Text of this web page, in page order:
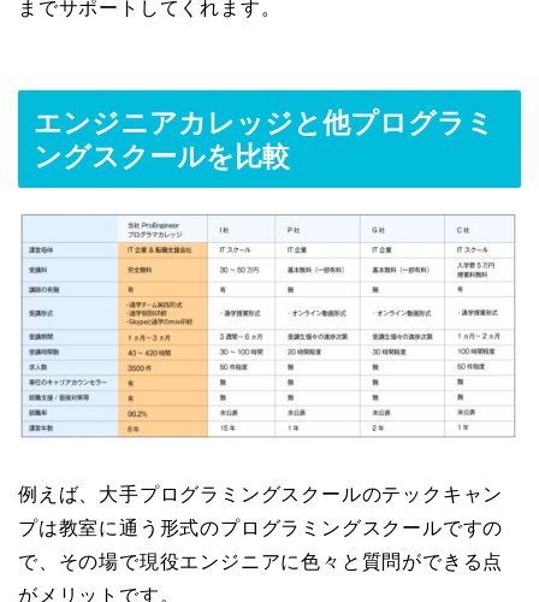
までサポートしてくれます。
エンジニアカレッジと他プログラミ
ングスクールを比較
例えば、大手プログラミングスクールのテックキャン
プは教室に通う形式のプログラミングスクールですの
で、その場で現役エンジニアに色々と質問ができる点
がメリットです。